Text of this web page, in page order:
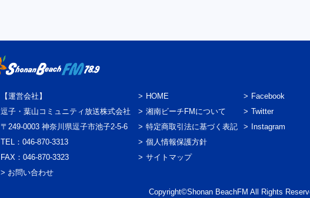
【運営会社】
逗子・葉山コミュニティ放送株式会社
〒249-0003 神奈川県逗子市池子2-5-6
TEL：046-870-3313
FAX：046-870-3323
> お問い合わせ
HOME
湘南ビーチFMについて
特定商取引法に基づく表記
個人情報保護方針
サイトマップ
Facebook
Twitter
Instagram
Copyright©Shonan BeachFM All Rights